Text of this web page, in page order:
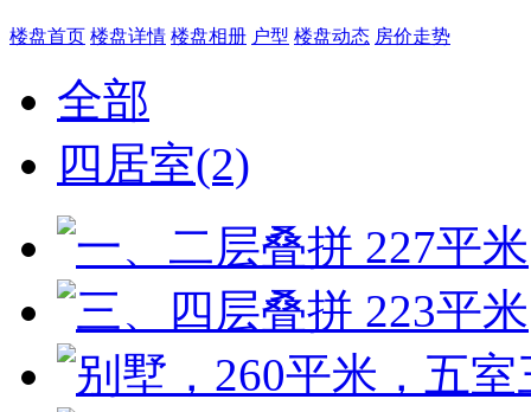
楼盘首页 楼盘详情 楼盘相册 户型 楼盘动态 房价走势
全部
四居室(2)